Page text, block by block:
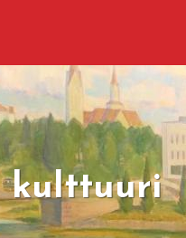
kulttuuri